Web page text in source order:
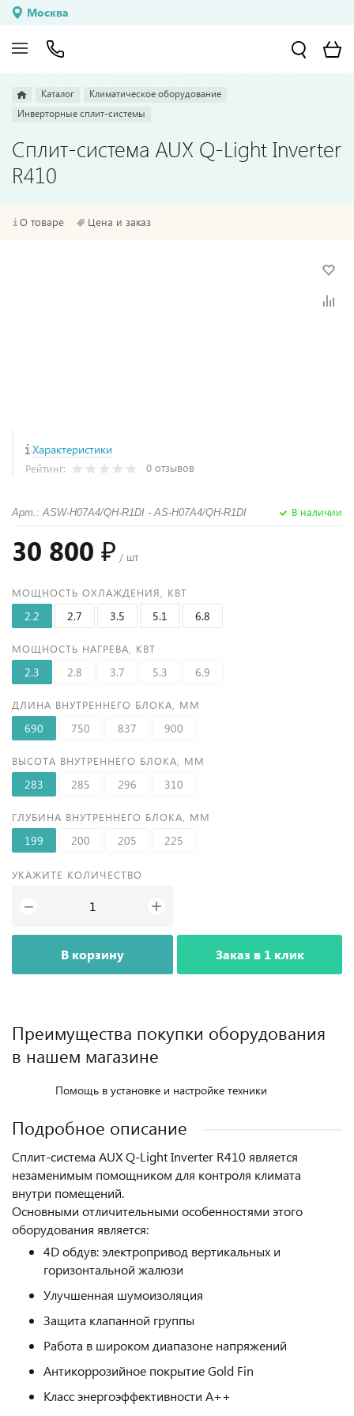
Москва
Каталог
Климатическое оборудование
Инверторные сплит-системы
Сплит-система AUX Q-Light Inverter
R410
О товаре Цена и заказ
Характеристики
Рейтинг: 0 отзывов
Арт.: ASW-H07A4/QH-R1DI - AS-H07A4/QH-R1DI В наличии
30 800 ₽ / шт
МОЩНОСТЬ ОХЛАЖДЕНИЯ, КВТ
2.2 2.7 3.5 5.1 6.8
МОЩНОСТЬ НАГРЕВА, КВТ
2.3 2.8 3.7 5.3 6.9
ДЛИНА ВНУТРЕННЕГО БЛОКА, ММ
690 750 837 900
ВЫСОТА ВНУТРЕННЕГО БЛОКА, ММ
283 285 296 310
ГЛУБИНА ВНУТРЕННЕГО БЛОКА, ММ
199 200 205 225
УКАЖИТЕ КОЛИЧЕСТВО
− +
В корзину Заказ в 1 клик
Преимущества покупки оборудования
в нашем магазине
Помощь в установке и настройке техники
Подробное описание
Сплит-система AUX Q-Light Inverter R410 является
незаменимым помощником для контроля климата
внутри помещений.
Основными отличительными особенностями этого
оборудования является:
4D обдув: электропривод вертикальных и
горизонтальной жалюзи
Улучшенная шумоизоляция
Защита клапанной группы
Работа в широком диапазоне напряжений
Антикоррозийное покрытие Gold Fin
Класс энергоэффективности A++